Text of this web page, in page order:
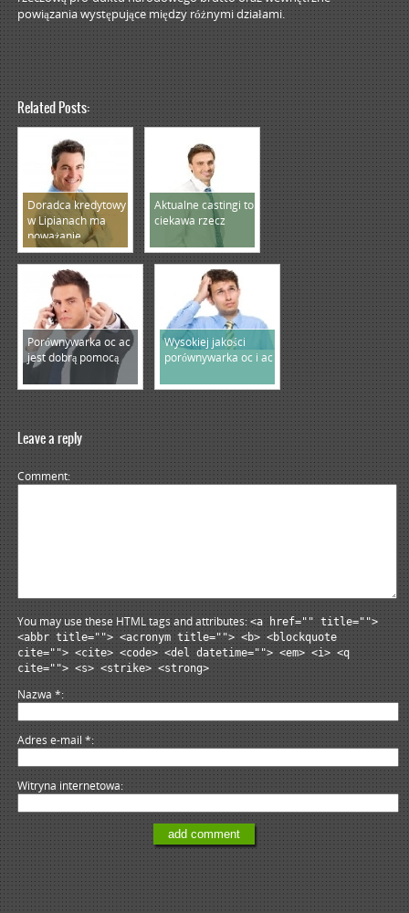
powiązania występujące między różnymi działami.
Related Posts:
Doradca kredytowy
w Lipianach ma
poważanie
Aktualne castingi to
ciekawa rzecz
Porównywarka oc ac
jest dobrą pomocą
Wysokiej jakości
porównywarka oc i ac
Leave a reply
Comment
You may use these HTML tags and attributes:<a href="" title="">
<abbr title=""> <acronym title=""> <b> <blockquote
cite=""> <cite> <code> <del datetime=""> <em> <i> <q
cite=""> <s> <strike> <strong>
Nazwa*
Adres e-mail*
Witryna internetowa